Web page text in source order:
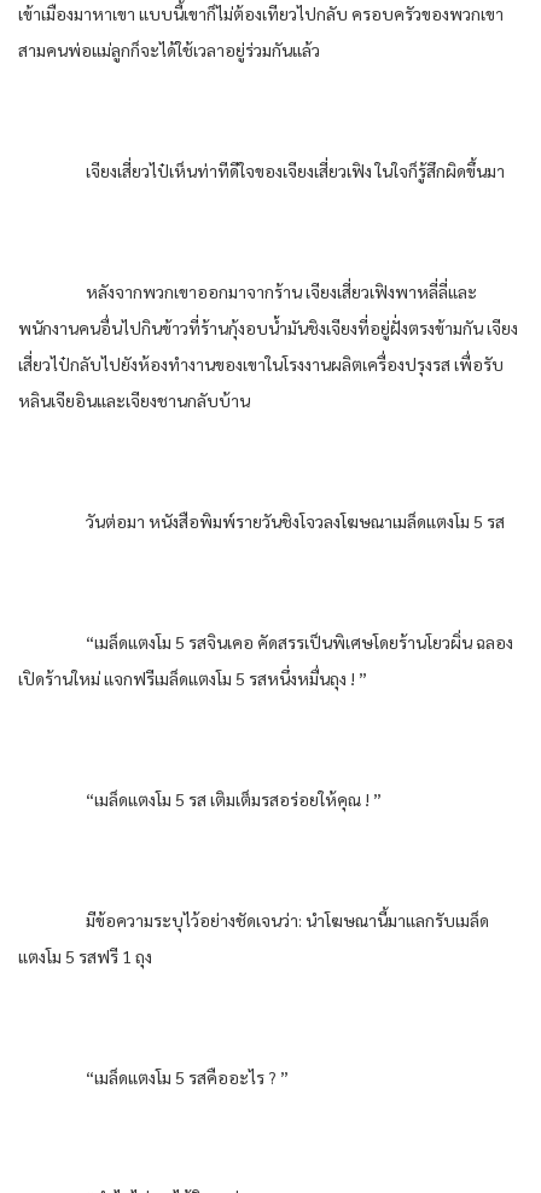
เข้าเมืองมาหาเขา แบบนี้เขาก็ไม่ต้องเทียวไปกลับ ครอบครัวของพวกเขา
สามคนพ่อแม่ลูกก็จะได้ใช้เวลาอยู่ร่วมกันแล้ว
เจียงเสี่ยวไป๋เห็นท่าทีดีใจของเจียงเสี่ยวเฟิง ในใจก็รู้สึกผิดขึ้นมา
หลังจากพวกเขาออกมาจากร้าน เจียงเสี่ยวเฟิงพาหลี่ลี่และ
พนักงานคนอื่นไปกินข้าวที่ร้านกุ้งอบน้ำมันชิงเจียงที่อยู่ฝั่งตรงข้ามกัน เจียง
เสี่ยวไป๋กลับไปยังห้องทำงานของเขาในโรงงานผลิตเครื่องปรุงรส เพื่อรับ
หลินเจียอินและเจียงชานกลับบ้าน
วันต่อมา หนังสือพิมพ์รายวันชิงโจวลงโฆษณาเมล็ดแตงโม 5 รส
“เมล็ดแตงโม 5 รสจินเคอ คัดสรรเป็นพิเศษโดยร้านโยวผิ่น ฉลอง
เปิดร้านใหม่ แจกฟรีเมล็ดแตงโม 5 รสหนึ่งหมื่นถุง ! ”
“เมล็ดแตงโม 5 รส เติมเต็มรสอร่อยให้คุณ ! ”
มีข้อความระบุไว้อย่างชัดเจนว่า: นำโฆษณานี้มาแลกรับเมล็ด
แตงโม 5 รสฟรี 1 ถุง
“เมล็ดแตงโม 5 รสคืออะไร ? ”